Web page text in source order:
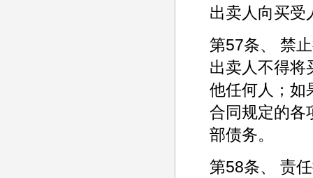
出卖人向买受
第57条、 禁
出卖人不得将
他任何人；如
合同规定的各
部债务。
第58条、 责